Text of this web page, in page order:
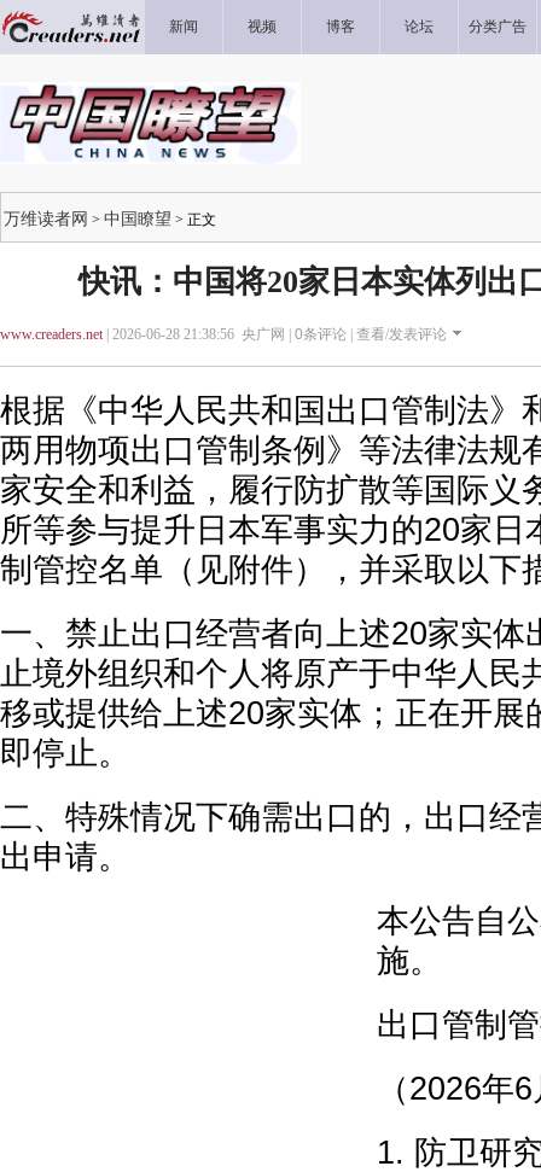
新闻 视频 博客 论坛 分类广告
万维读者网 > 中国瞭望 > 正文
快讯：中国将20家日本实体列出
www.creaders.net| 2026-06-28 21:38:56 央广网 | 0条评论 | 查看/发表评论
根据《中华人民共和国出口管制法》
两用物项出口管制条例》等法律法规
家安全和利益，履行防扩散等国际义
所等参与提升日本军事实力的20家日
制管控名单（见附件），并采取以下
一、禁止出口经营者向上述20家实体
止境外组织和个人将原产于中华人民
移或提供给上述20家实体；正在开展
即停止。
二、特殊情况下确需出口的，出口经
出申请。
本公告自
施。
出口管制
（2026年
1. 防卫研